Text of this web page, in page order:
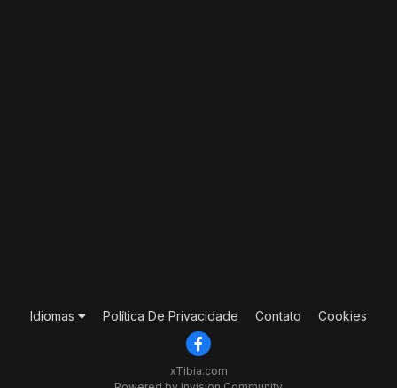
Idiomas Política De Privacidade Contato Cookies
xTibia.com